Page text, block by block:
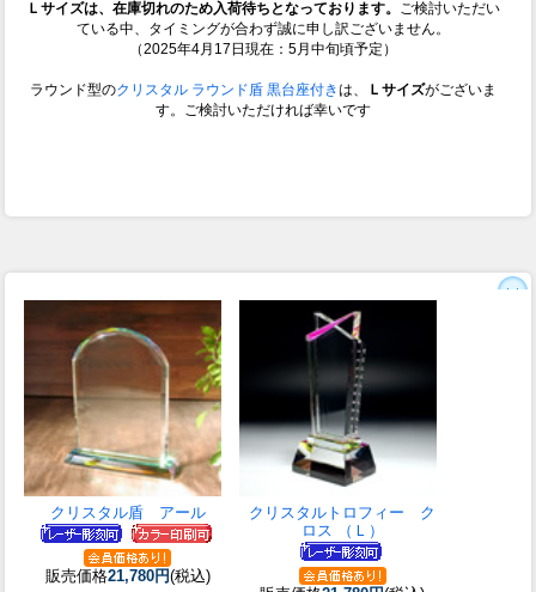
Ｌサイズは、在庫切れのため入荷待ちとなっております。
ご検討いただい
ている中、タイミングが合わず誠に申し訳ございません。
（2025年4月17日現在：5月中旬頃予定）
ラウンド型のクリスタル ラウンド盾 黒台座付きは、 Ｌサイズがございま
す。ご検討いただければ幸いです
クリスタル盾 アール
販売価格21,780円(税込)
クリスタルトロフィー ク
ロス （Ｌ）